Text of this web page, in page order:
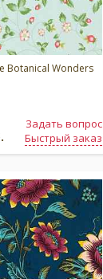
Botanical Wonders
Задать вопрос
Быстрый заказ